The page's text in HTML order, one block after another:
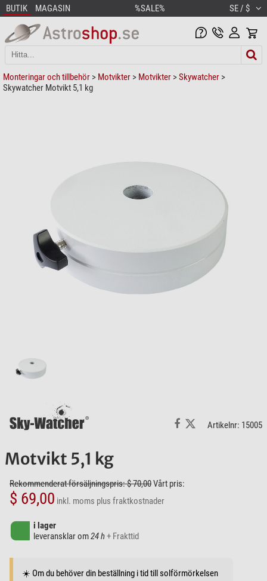
BUTIK MAGASIN %SALE% SE / $
Monteringar och tillbehör > Motvikter > Motvikter >Skywatcher >
Skywatcher Motvikt 5,1 kg
Artikelnr: 15005
Motvikt 5,1 kg
Rekommenderat försäljningspris: $ 70,00Vårt pris:
$ 69,00 inkl. moms plus fraktkostnader
i lager
leveransklar om24 h+ Frakttid
☀️ Om du behöver din beställning i tid till solförmörkelsen